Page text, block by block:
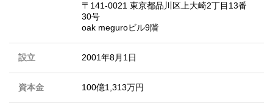
〒141-0021 東京都品川区上大崎2丁目13番
30号
oak meguroビル9階
設立 2001年8月1日
資本金 100億1,313万円